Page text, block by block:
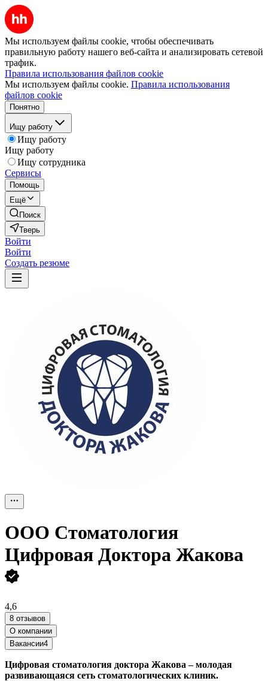
Мы используем файлы cookie, чтобы обеспечивать
правильную работу нашего веб-сайта и анализировать сетевой
трафик.
Правила использования файлов cookie
Мы используем файлы cookie. Правила использования
файлов cookie
Понятно
Ищу работу
Ищу работу
Ищу работу
Ищу сотрудника
Сервисы
Помощь
Ещё
Поиск
Тверь
Войти
Войти
Создать резюме
ООО Стоматология
Цифровая Доктора Жакова
4,6
8 отзывов
О компании
Вакансии4
Цифровая стоматология доктора Жакова – молодая
развивающаяся сеть стоматологических клиник.